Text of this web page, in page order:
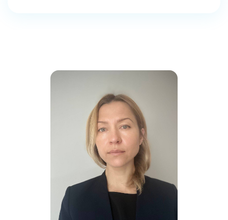
Препарати, що поліпшують циркуляцію
крові та відновлення обсягу
циркулюючої рідини.
Лужні засоби для стабілізації
кислотно-лужного балансу в організмі.
Антиоксиданти та цитопротектори,
спрямовані на захист клітин від
Вітаміни групи B, PP, C, E для
відновлення та підтримки вітамінного
балансу.